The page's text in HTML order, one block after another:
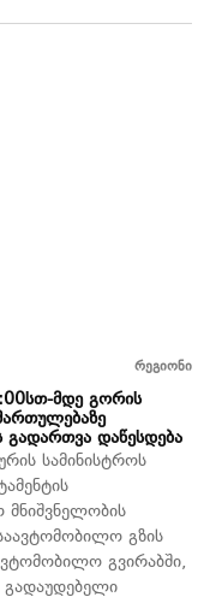
რეგიონი
მდე გორის
დაწესდება
სამინისტროს
გზის
გვირაბში,